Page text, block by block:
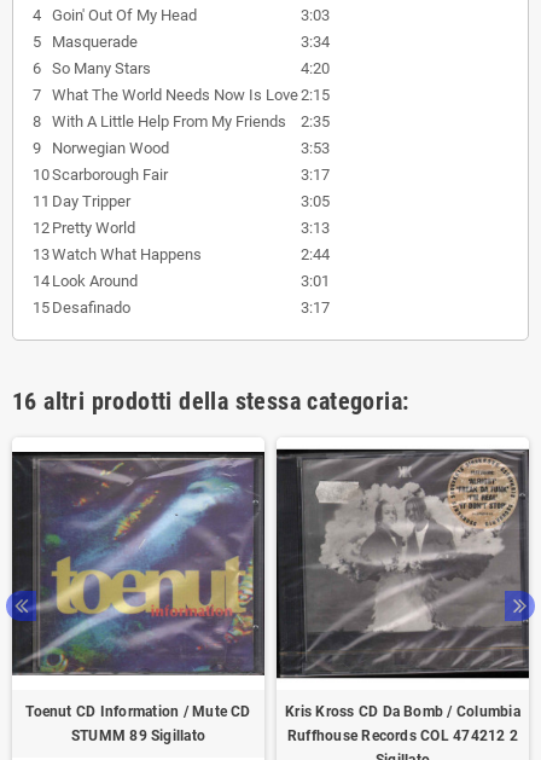
4 Goin' Out Of My Head
3:03
5
Masquerade
3:34
6 So Many Stars
4:20
7 What The World Needs Now Is Love2:15
8 With A Little Help From My Friends
2:35
9
Norwegian Wood
3:53
10Scarborough Fair
3:17
11 Day Tripper
3:05
12 Pretty World
3:13
13Watch What Happens
2:44
14 Look Around
3:01
15 Desafinado 3:17
16 altri prodotti della stessa categoria:
Toenut CD Information / Mute CD
STUMM 89 Sigillato
Kris Kross CD Da Bomb / Columbia
Ruffhouse Records COL 474212 2